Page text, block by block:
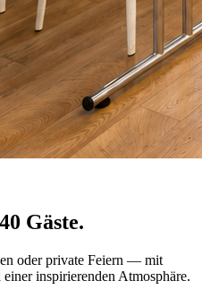
Gäste.
oder private Feiern — mit
inspirierenden Atmosphäre.